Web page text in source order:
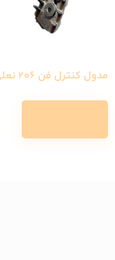
مدول کنترل فن 206 نعلی